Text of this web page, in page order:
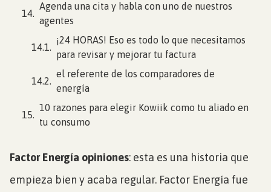
Agenda una cita y habla con uno de nuestros
agentes
¡24 HORAS! Eso es todo lo que necesitamos
para revisar y mejorar tu factura
el referente de los comparadores de
energía
10 razones para elegir Kowiik como tu aliado en
tu consumo
Factor Energía opiniones: esta es una historia que
empieza bien y acaba regular. Factor Energía fue